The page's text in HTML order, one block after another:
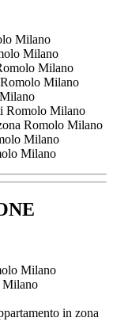
Milano
Milano
Milano
Milano
Romolo Milano
Romolo Milano
Milano
Milano
Milano
Milano
in zona